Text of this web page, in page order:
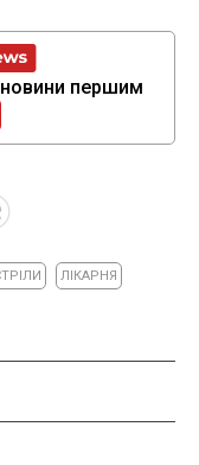
новини першим
ЛІКАРНЯ